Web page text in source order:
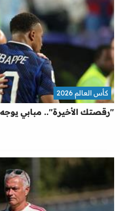
"رقصتك الأخيرة".. مبابي
كأس العالم 2026